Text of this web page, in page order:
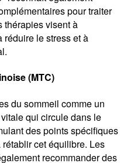
pour traiter
thérapies visent à
le stress et à
(MTC)
du sommeil comme un
qui circule dans le
des points spécifiques
cet équilibre. Les
recommander des